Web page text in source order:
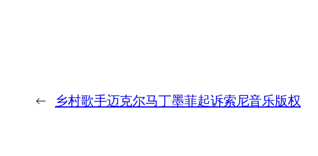
← 乡村歌手迈克尔马丁墨菲起诉索尼音乐版权